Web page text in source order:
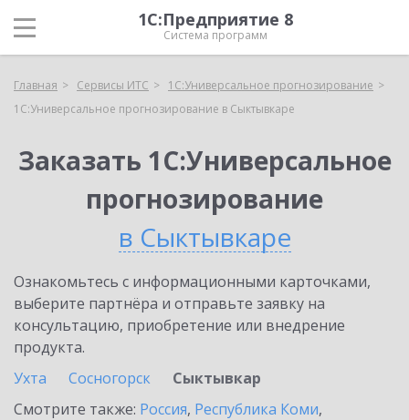
1С:Предприятие 8
Система программ
Главная Сервисы ИТС
1С:Универсальное прогнозирование
1С:Универсальное прогнозирование в Сыктывкаре
Заказать 1С:Универсальное
прогнозирование
в Сыктывкаре
Ознакомьтесь с информационными карточками,
выберите партнёра и отправьте заявку на
консультацию, приобретение или внедрение
продукта.
Ухта
Сосногорск
Сыктывкар
Смотрите также: Россия, Республика Коми,